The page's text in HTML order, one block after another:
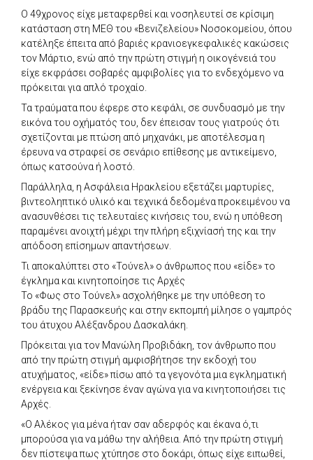
Ο 49χρονος είχε μεταφερθεί και νοσηλευτεί σε κρίσιμη
κατάσταση στη ΜΕΘ του «Βενιζελείου» Νοσοκομείου, όπου
κατέληξε έπειτα από βαριές κρανιοεγκεφαλικές κακώσεις
τον Μάρτιο, ενώ από την πρώτη στιγμή η οικογένειά του
είχε εκφράσει σοβαρές αμφιβολίες για το ενδεχόμενο να
πρόκειται για απλό τροχαίο.
Τα τραύματα που έφερε στο κεφάλι, σε συνδυασμό με την
εικόνα του οχήματός του, δεν έπεισαν τους γιατρούς ότι
σχετίζονται με πτώση από μηχανάκι, με αποτέλεσμα η
έρευνα να στραφεί σε σενάριο επίθεσης με αντικείμενο,
όπως κατσούνα ή λοστό.
Παράλληλα, η Ασφάλεια Ηρακλείου εξετάζει μαρτυρίες,
βιντεοληπτικό υλικό και τεχνικά δεδομένα προκειμένου να
ανασυνθέσει τις τελευταίες κινήσεις του, ενώ η υπόθεση
παραμένει ανοιχτή μέχρι την πλήρη εξιχνίασή της και την
απόδοση επίσημων απαντήσεων.
Τι αποκαλύπτει στο «Τούνελ» ο άνθρωπος που «είδε» το
έγκλημα και κινητοποίησε τις Αρχές
Το «Φως στο Τούνελ» ασχολήθηκε με την υπόθεση το
βράδυ της Παρασκευής και στην εκπομπή μίλησε ο γαμπρός
του άτυχου Αλέξανδρου Δασκαλάκη.
Πρόκειται για τον Μανώλη Προβιδάκη, τον άνθρωπο που
από την πρώτη στιγμή αμφισβήτησε την εκδοχή του
ατυχήματος, «είδε» πίσω από τα γεγονότα μια εγκληματική
ενέργεια και ξεκίνησε έναν αγώνα για να κινητοποιήσει τις
Αρχές.
«Ο Αλέκος για μένα ήταν σαν αδερφός και έκανα ό,τι
μπορούσα για να μάθω την αλήθεια. Από την πρώτη στιγμή
δεν πίστεψα πως χτύπησε στο δοκάρι, όπως είχε ειπωθεί,